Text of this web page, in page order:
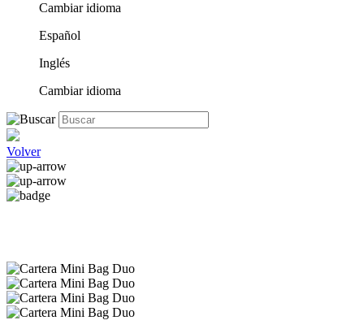
Cambiar idioma
Español
Inglés
Cambiar idioma
Volver